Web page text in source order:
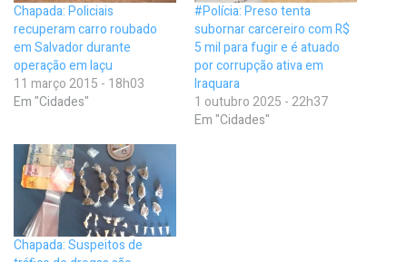
Chapada: Policiais
recuperam carro roubado
em Salvador durante
operação em Iaçu
11 março 2015 - 18h03
Em "Cidades"
#Polícia: Preso tenta
subornar carcereiro com R$
5 mil para fugir e é atuado
por corrupção ativa em
Iraquara
1 outubro 2025 - 22h37
Em "Cidades"
Chapada: Suspeitos de